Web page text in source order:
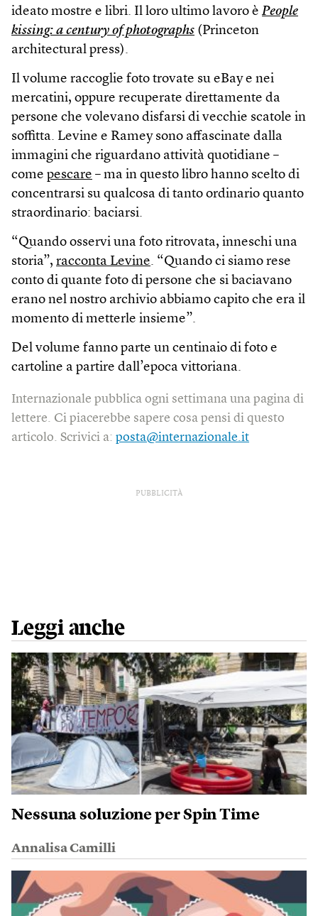
ideato mostre e libri. Il loro ultimo lavoro è People
kissing: a century of photographs (Princeton
architectural press).
Il volume raccoglie foto trovate su eBay e nei
mercatini, oppure recuperate direttamente da
persone che volevano disfarsi di vecchie scatole in
soffitta. Levine e Ramey sono affascinate dalla
immagini che riguardano attività quotidiane –
come pescare – ma in questo libro hanno scelto di
concentrarsi su qualcosa di tanto ordinario quanto
straordinario: baciarsi.
“Quando osservi una foto ritrovata, inneschi una
storia”, racconta Levine. “Quando ci siamo rese
conto di quante foto di persone che si baciavano
erano nel nostro archivio abbiamo capito che era il
momento di metterle insieme”.
Del volume fanno parte un centinaio di foto e
cartoline a partire dall’epoca vittoriana.
Internazionale pubblica ogni settimana una pagina di
lettere. Ci piacerebbe sapere cosa pensi di questo
articolo. Scrivici a: posta@internazionale.it
PUBBLICITÀ
Leggi anche
Nessuna soluzione per Spin Time
Annalisa Camilli